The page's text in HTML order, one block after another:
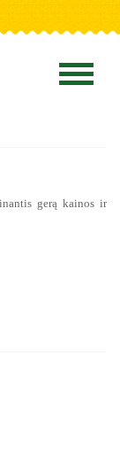
gerą kainos ir